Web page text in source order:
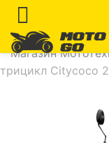
Магазин
трицикл Citycoco